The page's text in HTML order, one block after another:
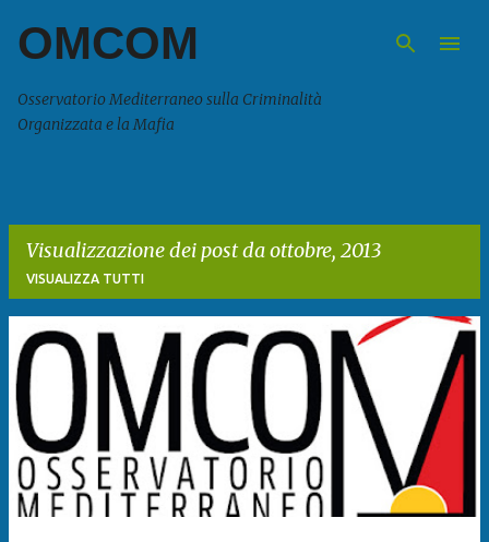
Passa ai contenuti principali
OMCOM
Osservatorio Mediterraneo sulla Criminalità
Organizzata e la Mafia
Visualizzazione dei post da ottobre, 2013
VISUALIZZA TUTTI
o